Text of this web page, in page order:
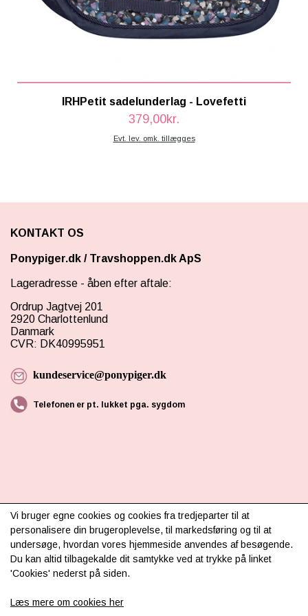
IRHPetit sadelunderlag - Lovefetti
379,00kr.
Evt. lev. omk. tillægges
KONTAKT OS
Ponypiger.dk / Travshoppen.dk ApS
Lageradresse - åben efter aftale:
Ordrup Jagtvej 201
2920 Charlottenlund
Danmark
CVR: DK40995951
kundeservice@ponypiger.dk
Telefonen er pt. lukket pga. sygdom
INFORMATION
Om os
Levering & betaling
Retur
Vi bruger egne cookies og cookies fra tredjeparter til at
personalisere din brugeroplevelse, til markedsføring og til at
undersøge, hvordan vores hjemmeside anvendes af besøgende.
Du kan altid tilbagekalde dit samtykke ved at trykke på linket
'Cookies' nederst på siden.
Læs mere om cookies her